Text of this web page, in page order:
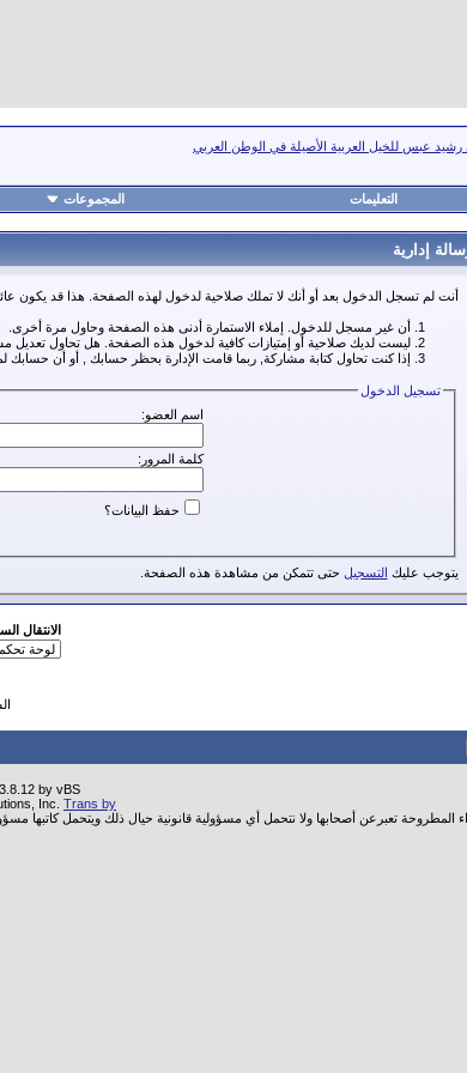
عبس للخيل العربية الأصيلة في الوطن العربي
التعليمات المجموعات
إدارية
أنت لم تسجل الدخول بعد أو أنك لا تملك صلاحية لدخول لهذه الصفحة. هذا قد يكون
أن غير مسجل للدخول. إملاء الاستمارة أدنى هذه الصفحة وحاول مرة أخرى.
ليست لديك صلاحية أو إمتيازات كافية لدخول هذه الصفحة. هل تحاول
إذا كنت تحاول كتابة مشاركة, ربما قامت الإدارة بحظر حسابك , أو أن حسابك لم
تسجيل الدخول
اسم العضو:
كلمة المرور:
حفظ البيانات؟
يتوجب عليك التسجيل حتى تتمكن من مشاهدة هذه الصفحة.
الانتقال
by vBS
Inc. Trans by
المطروحة تعبرعن أصحابها ولا نتحمل أي مسؤولية قانونية حيال ذلك ويتحمل